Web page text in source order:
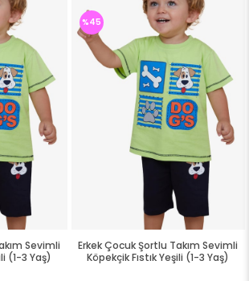
Sevimli
(1-3 Yaş)
Erkek Çocuk Şortlu Takım Sevimli
Köpekçik Fıstık Yeşili (1-3 Yaş)
%45